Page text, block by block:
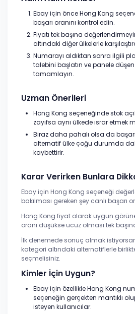
Ebay için önce Hong Kong
başarı oranını kontrol edin.
Fiyatı tek başına
altındaki diğer ülkelerle
Numarayı aldıktan sonra ilgili
talebini başlatın ve panele
tamamlayın.
Uzman Önerileri
Hong Kong seçeneğinde stok
zayıfsa aynı ülkede ısrar etmek
Biraz daha pahalı olsa da
alternatif ülke çoğu durumda
kaybettirir.
Karar Verirken Bunlara
Ebay için Hong Kong seçeneği
bakılması gereken şey canlı başarı
Hong Kong fiyat olarak uygun
oranı düşükse ucuz olması tek
İlk denemede sonuç almak
kategori altındaki alternatiflerle
seçmelisiniz.
Kimler İçin Uygun?
Ebay için özellikle Hong Kong
seçeneğin gerçekten mantıklı
isteyen kullanıcılar.